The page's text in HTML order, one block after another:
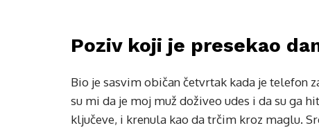
Poziv koji je presekao
Bio je sasvim običan četvrtak kada je telefon
su mi da je moj muž doživeo udes i da su ga
ključeve, i krenula kao da trčim kroz maglu.